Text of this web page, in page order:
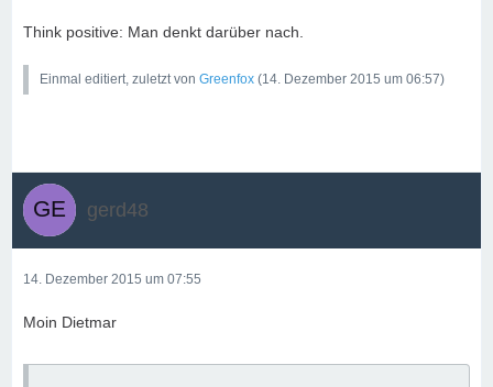
Think positive: Man denkt darüber nach.
Einmal editiert, zuletzt von Greenfox (14. Dezember 2015 um 06:57)
gerd48
14. Dezember 2015 um 07:55
Moin Dietmar